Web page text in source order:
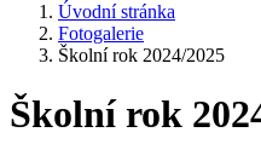
Úvodní stránka
Fotogalerie
Školní rok 2024/2025
Školní rok